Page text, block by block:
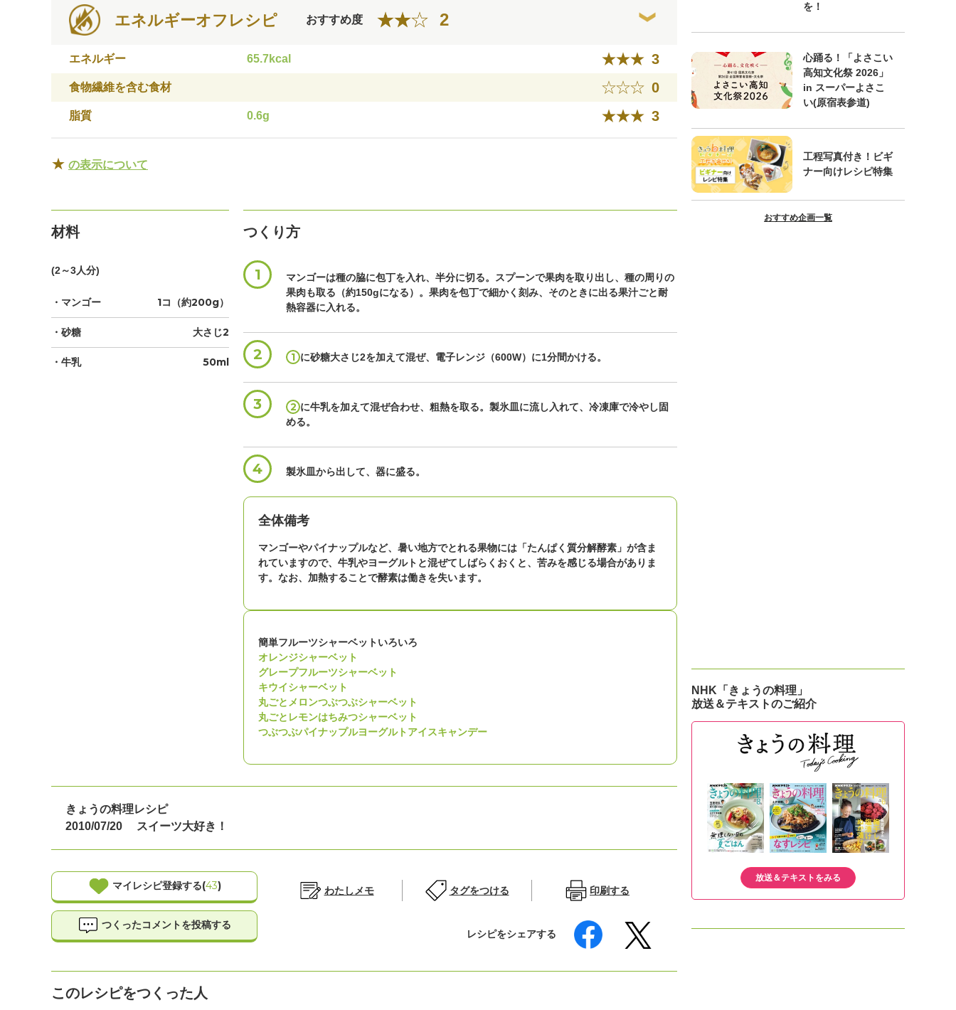
エネルギーオフレシピ おすすめ度 2
エネルギー 65.7kcal 3
食物繊維を含む食材 0
脂質 0.6g 3
★ の表示について
材料
(2～3人分)
・マンゴー 1コ（約200g）
・砂糖 大さじ2
・牛乳 50ml
つくり方
1
マンゴーは種の脇に包丁を入れ、半分に切る。スプーンで果肉を取り出し、種の周りの
果肉も取る（約150gになる）。果肉を包丁で細かく刻み、そのときに出る果汁ごと耐
熱容器に入れる。
2 1 に砂糖大さじ2を加えて混ぜ、電子レンジ（600W）に1分間かける。
3 2 に牛乳を加えて混ぜ合わせ、粗熱を取る。製氷皿に流し入れて、冷凍庫で冷やし固
める。
4 製氷皿から出して、器に盛る。
全体備考
マンゴーやパイナップルなど、暑い地方でとれる果物には「たんぱく質分解酵素」が含ま
れていますので、牛乳やヨーグルトと混ぜてしばらくおくと、苦みを感じる場合がありま
す。なお、加熱することで酵素は働きを失います。
簡単フルーツシャーベットいろいろ
オレンジシャーベット
グレープフルーツシャーベット
キウイシャーベット
丸ごとメロンつぶつぶシャーベット
丸ごとレモンはちみつシャーベット
つぶつぶパイナップルヨーグルトアイスキャンデー
きょうの料理レシピ
2010/07/20
スイーツ大好き！
マイレシピ登録する(43)
つくったコメントを投稿する
わたしメモ タグをつける 印刷する
レシピをシェアする
このレシピをつくった人
を！
心踊る！「よさこい
高知文化祭 2026」
in スーパーよさこ
い(原宿表参道)
工程写真付き！ビギ
ナー向けレシピ特集
おすすめ企画一覧
NHK「きょうの料理」
放送＆テキストのご紹介
放送＆テキストをみる